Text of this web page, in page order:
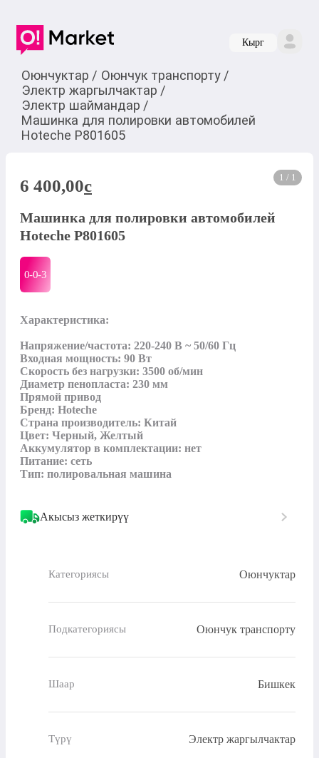
Кырг
Оюнчуктар / Оюнчук транспорту /
Электр жаргылчактар /
Электр шаймандар /
Машинка для полировки автомобилей
Hoteche P801605
1 / 1
6 400,00c
Машинка для полировки автомобилей
Hoteche P801605
0-0-3
Характеристика:
Напряжение/частота: 220-240 В ~ 50/60 Гц
Входная мощность: 90 Вт
Скорость без нагрузки: 3500 об/мин
Диаметр пенопласта: 230 мм
Прямой привод
Бренд: Hoteche
Страна производитель: Китай
Цвет: Черный, Желтый
Аккумулятор в комплектации: нет
Питание: сеть
Тип: полировальная машина
Акысыз жеткирүү
Категориясы Оюнчуктар
Подкатегориясы Оюнчук транспорту
Шаар Бишкек
Түрү Электр жаргылчактар